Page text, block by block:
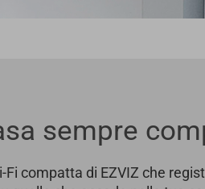
sempre
Fi compatta di EZVIZ che